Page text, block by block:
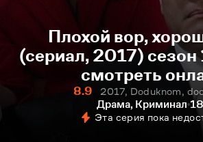
Плохой вор,
(сериал, 2017) сезон
смотреть
8.9
2017, Doduknom,
Драма, Криминал
Эта серия пока